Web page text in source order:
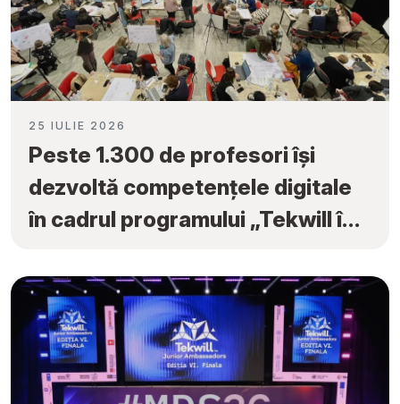
25 IULIE 2026
Peste 1.300 de profesori își
dezvoltă competențele digitale
în cadrul programului „Tekwill în